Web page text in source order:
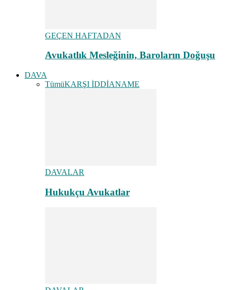
GEÇEN HAFTADAN
Avukatlık Mesleğinin, Baroların Doğuşu
DAVA
TümüKARŞI İDDİANAME
DAVALAR
Hukukçu Avukatlar